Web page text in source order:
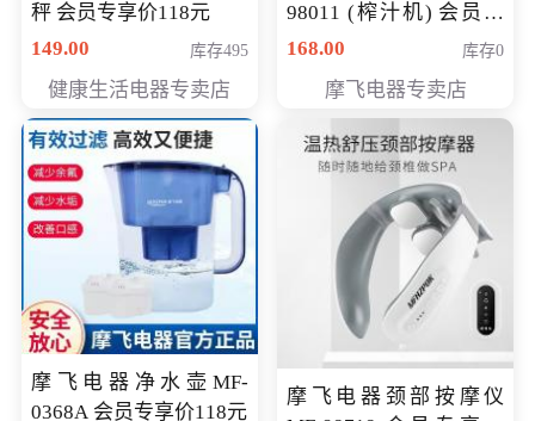
秤 会员专享价118元
149.00
库存495
健康生活电器专卖店
98011 (榨汁机) 会员专
享价138元
168.00 库存0
摩飞电器专卖店
摩飞电器净水壶MF-
0368A 会员专享价118元
摩飞电器颈部按摩仪